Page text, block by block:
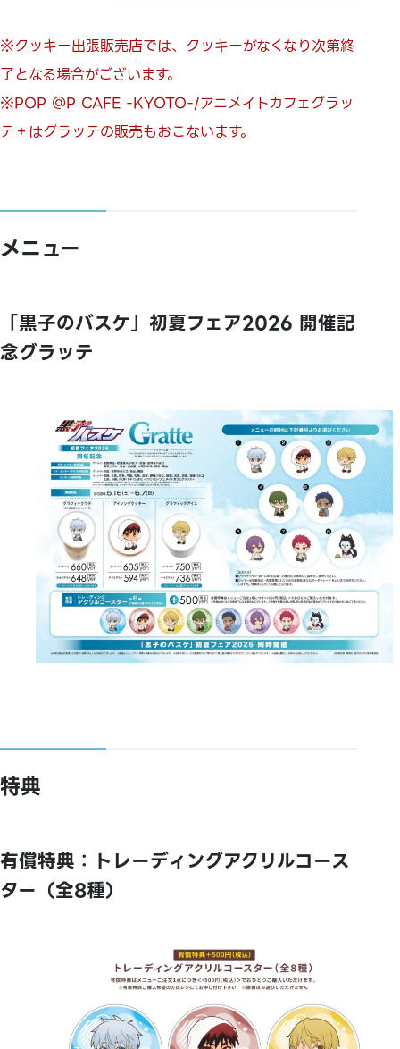
※クッキー出張販売店では、クッキーがなくなり次第終
了となる場合がございます。
※POP ＠P CAFE -KYOTO-/アニメイトカフェグラッ
テ＋はグラッテの販売もおこないます。
メニュー
「黒子のバスケ」初夏フェア2026 開催記
念グラッテ
特典
有償特典：トレーディングアクリルコース
ター（全8種）